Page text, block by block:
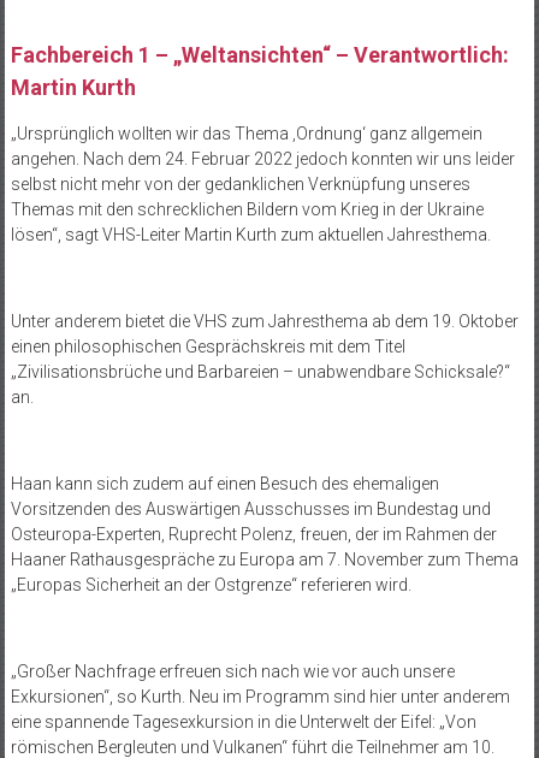
Fachbereich 1 – „Weltansichten“ – Verantwortlich:
Martin Kurth
„Ursprünglich wollten wir das Thema ‚Ordnung‘ ganz allgemein
angehen. Nach dem 24. Februar 2022 jedoch konnten wir uns leider
selbst nicht mehr von der gedanklichen Verknüpfung unseres
Themas mit den schrecklichen Bildern vom Krieg in der Ukraine
lösen“, sagt VHS-Leiter Martin Kurth zum aktuellen Jahresthema.
Unter anderem bietet die VHS zum Jahresthema ab dem 19. Oktober
einen philosophischen Gesprächskreis mit dem Titel
„Zivilisationsbrüche und Barbareien – unabwendbare Schicksale?“
an.
Haan kann sich zudem auf einen Besuch des ehemaligen
Vorsitzenden des Auswärtigen Ausschusses im Bundestag und
Osteuropa-Experten, Ruprecht Polenz, freuen, der im Rahmen der
Haaner Rathausgespräche zu Europa am 7. November zum Thema
„Europas Sicherheit an der Ostgrenze“ referieren wird.
„Großer Nachfrage erfreuen sich nach wie vor auch unsere
Exkursionen“, so Kurth. Neu im Programm sind hier unter anderem
eine spannende Tagesexkursion in die Unterwelt der Eifel: „Von
römischen Bergleuten und Vulkanen“ führt die Teilnehmer am 10.